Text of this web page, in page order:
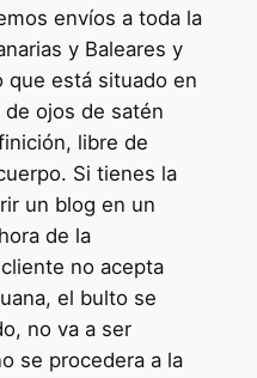
envíos a toda la
y Baleares y
que está situado en
de ojos de satén
libre de
Si tienes la
un blog en un
de la
no acepta
el bulto se
no va a ser
se procedera a la